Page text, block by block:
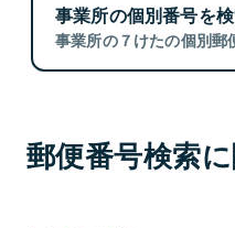
事業所の個別番号を
事業所の７けたの個別郵
郵便番号検索